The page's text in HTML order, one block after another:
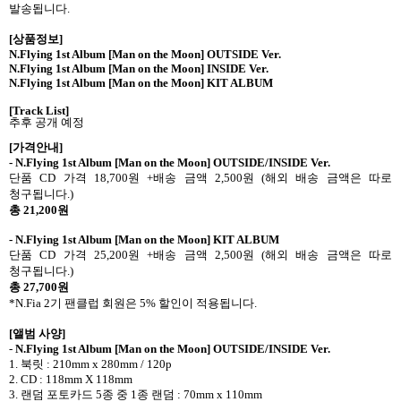
발송됩니다
[상품정보]
N.Flying 1st Album [Man on the Moon] OUTSIDE Ver.
N.Flying 1st Album [Man on the Moon] INSIDE Ver.
N.Flying 1st Album [Man on the Moon] KIT ALBUM
[Track List]
추후 공개 예정
[가격안내]
- N.Flying 1st Album [Man on the Moon] OUTSIDE/INSIDE Ver.
단품 CD 가격 18,700원 +배송 금액 2,500원 (해외 배송 금액은 따로
청구됩니다 .)
총 21,200원
- N.Flying 1st Album [Man on the Moon] KIT ALBUM
단품 CD 가격 25,200원 +배송 금액 2,500원 (해외 배송 금액은 따로
청구됩니다 .)
총 27,700원
*N.Fia 2기 팬클럽 회원은 5% 할인이 적용됩니다
[앨범 사양]
- N.Flying 1st Album [Man on the Moon] OUTSIDE/INSIDE Ver.
1. 북릿 : 210mm x 280mm / 120p
2. CD : 118mm X 118mm
3. 랜덤 포토카드 5종 중 1 종 랜덤 : 70mm x 110mm